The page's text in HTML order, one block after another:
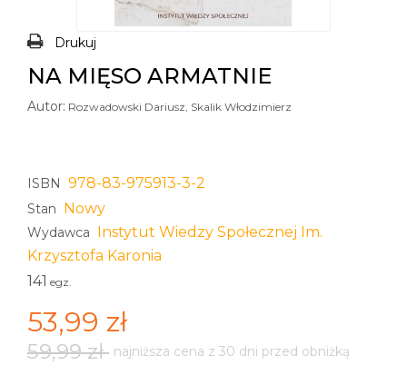
Drukuj
NA MIĘSO ARMATNIE
Autor: Rozwadowski Dariusz, Skalik Włodzimierz
ISBN 978-83-975913-3-2
Stan Nowy
Wydawca Instytut Wiedzy Społecznej Im.
Krzysztofa Karonia
141 egz.
53,99 zł
59,99 zł najniższa cena z 30 dni przed obniżką